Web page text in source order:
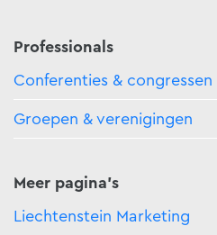
Professionals
Conferenties & congressen
Groepen & verenigingen
Meer pagina's
Liechtenstein Marketing